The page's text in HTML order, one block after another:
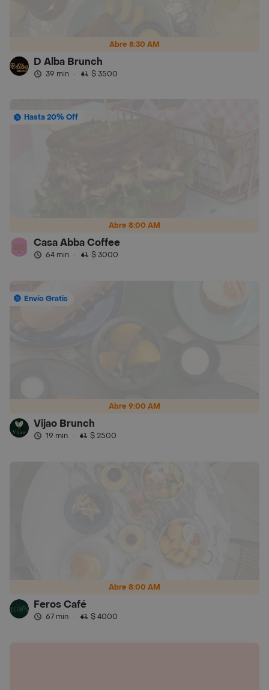
Abre 8:30 AM
D Alba Brunch
39 min · $ 3500
Abre 8:00 AM
Hasta 20% Off
Casa Abba Coffee
64 min · $ 3000
Abre 9:00 AM
Envío Gratis
Vijao Brunch
19 min · $ 2500
Abre 8:00 AM
Feros Café
67 min · $ 4000